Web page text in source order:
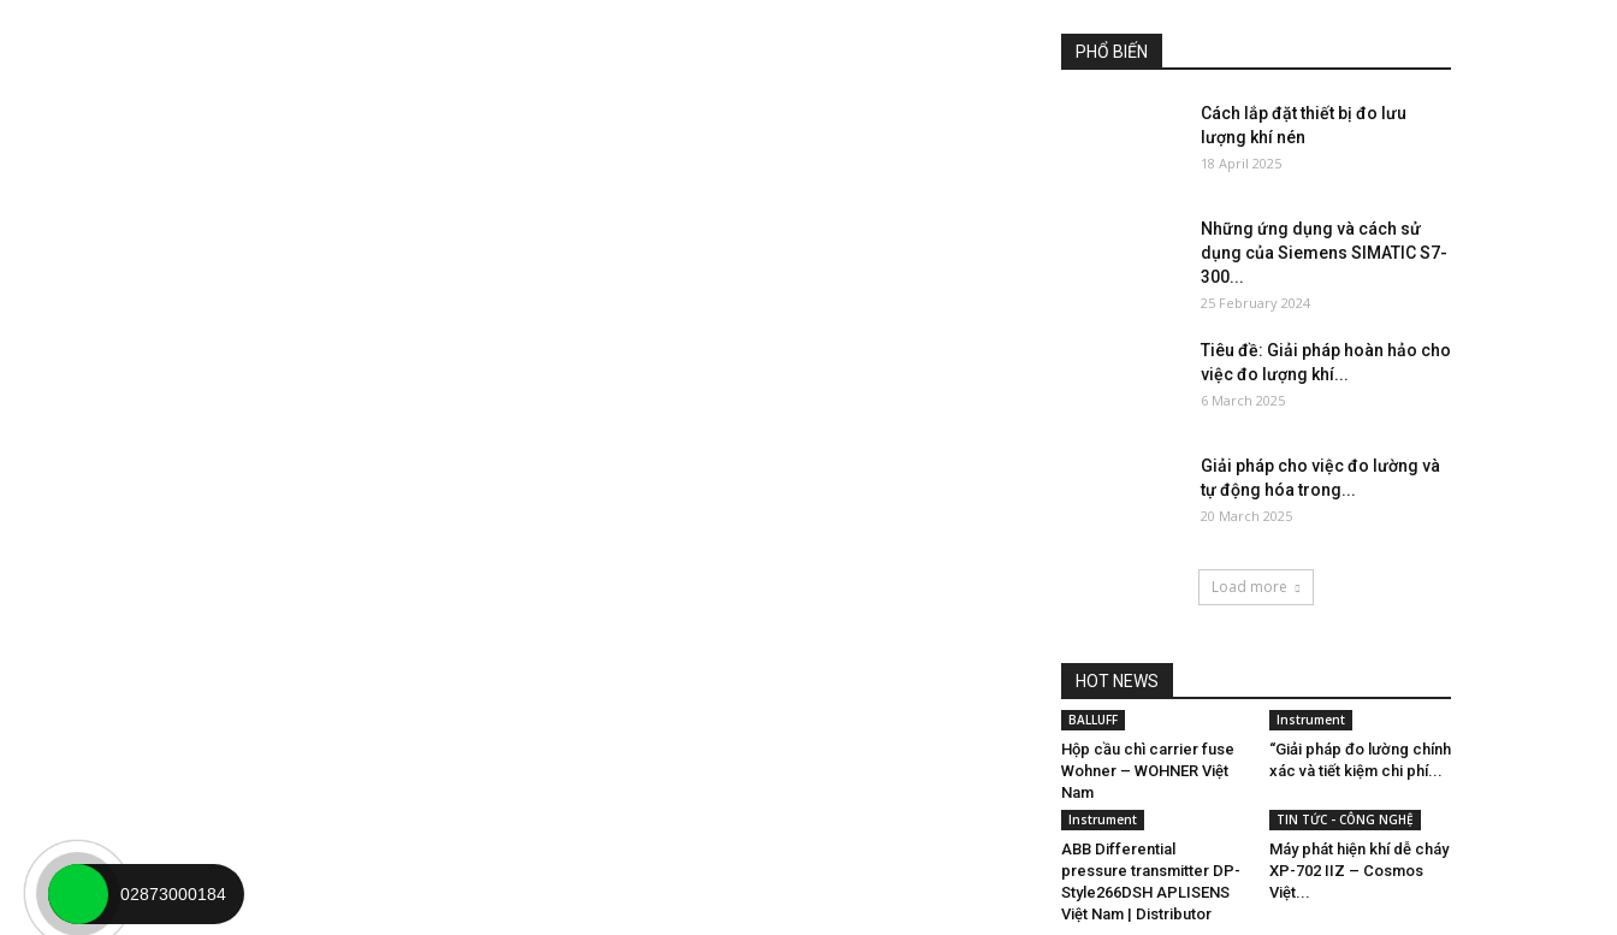
PHỔ BIẾN
Cách lắp đặt thiết bị đo lưu
lượng khí nén
18 April 2025
Những ứng dụng và cách sử
dụng của Siemens SIMATIC S7-
300...
25 February 2024
Tiêu đề: Giải pháp hoàn hảo cho
việc đo lượng khí...
6 March 2025
Giải pháp cho việc đo lường và
tự động hóa trong...
20 March 2025
Load more
HOT NEWS
BALLUFF
Hộp cầu chì carrier fuse
Wohner – WOHNER Việt
Nam
Instrument
“Giải pháp đo lường chính
xác và tiết kiệm chi phí...
Instrument
ABB Differential
pressure transmitter DP-
Style266DSH APLISENS
Việt Nam | Distributor
TIN TỨC - CÔNG NGHỆ
Máy phát hiện khí dễ cháy
XP-702 IIZ – Cosmos
Việt...
02873000184